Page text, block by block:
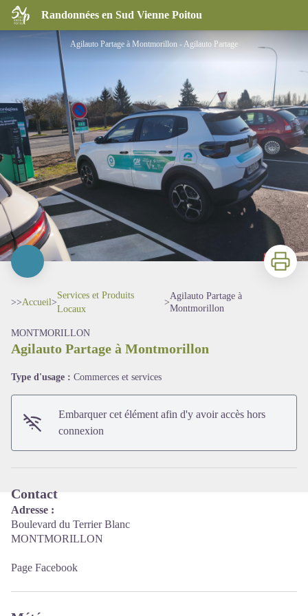
Randonnées en Sud Vienne Poitou
Agilauto Partage à Montmorillon
Agilauto Partage à Montmorillon - Agilauto Partage
Voir l'image en plein écran
Imprimer
>>Accueil>
Services et Produits
Locaux
>
Agilauto Partage à
Montmorillon
MONTMORILLON
Agilauto Partage à Montmorillon
Type d'usage : Commerces et services
Embarquer cet élément afin d'y avoir accès hors
connexion
Contact
Adresse :
Boulevard du Terrier Blanc
MONTMORILLON
Page Facebook